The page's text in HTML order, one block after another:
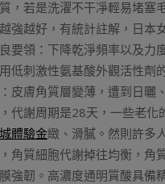
，若是洗濯不干凈輕易堵塞
強越好，有統計註解，日本
要領：下降乾淨頻率以及力
低刺激性氨基酸外觀活性劑
皮膚角質層變薄，遭到日曬
代謝周期是28天，一些老化
體驗金緻、滑膩。然則許多
角質細胞代謝掉往均衡，角
強韌。高濃度通明質酸具備